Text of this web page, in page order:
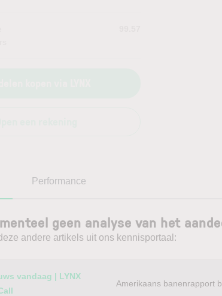
Performance
geen analyse van het
andere artikels uit ons kennisportaal:
Titel
vandaag | LYNX
Amerikaans banenrapport